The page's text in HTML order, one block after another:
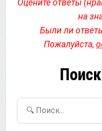
Оцените ответы
на
Были ли
Пожалуйста,
🔍 Поиск...